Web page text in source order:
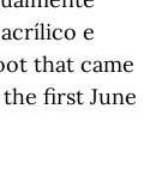
e
that came
first June